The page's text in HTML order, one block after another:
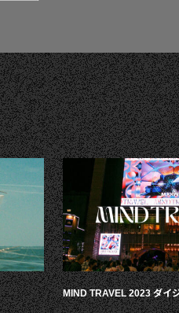
MIND TRAVEL 2023 ダイ